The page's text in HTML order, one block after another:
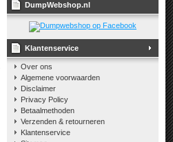
DumpWebshop.nl
Klantenservice
Over ons
Algemene voorwaarden
Disclaimer
Privacy Policy
Betaalmethoden
Verzenden & retourneren
Klantenservice